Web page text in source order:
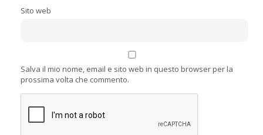
Sito web
Salva il mio nome, email e sito web in questo browser per la
prossima volta che commento.